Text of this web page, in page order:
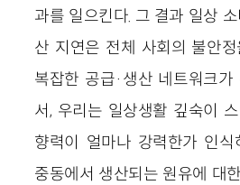
과를 일으킨다. 그 결과 일상
산 지연은 전체 사회의 불안정
복잡한 공급·생산 네트워크가
서, 우리는 일상생활 깊숙이
향력이 얼마나 강력한가 인식
중동에서 생산되는 원유에 대